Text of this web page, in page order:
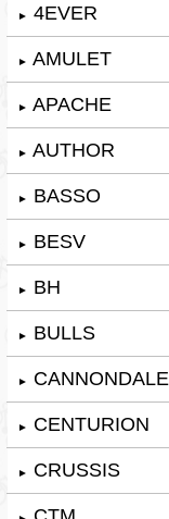
► 4EVER
► AMULET
► APACHE
► AUTHOR
► BASSO
► BESV
► BH
► BULLS
► CANNONDALE
► CENTURION
► CRUSSIS